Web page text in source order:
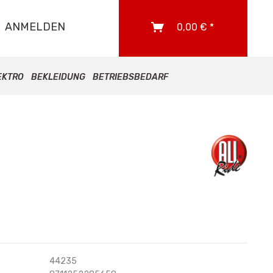
ANMELDEN 0,00 € *
BEKLEIDUNG BETRIEBSBEDARF
44235